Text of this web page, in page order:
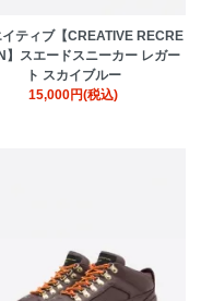
イティブ【CREATIVE RECRE
】スエードスニーカー レガー
ト スカイブルー
15,000円(税込)